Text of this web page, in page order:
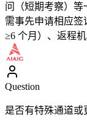
问（短期考察）等
需事先申请相应签
≥6 个月）、返程
Question
是否有特殊通道或